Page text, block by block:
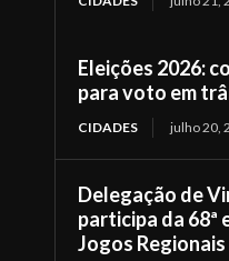
Eleições 2026:
para voto em
CIDADES julho 20,
Delegação de
participa da 68ª
Jogos